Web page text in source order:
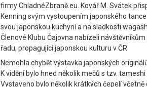
firmy ChladnéZbraně.eu. Kovář M. Svátek
Kenning svým vystoupením japonského
svou japonskou kuchyní a na sladkosti
Členové Klubu Čajovna nabízeli
řadu, propagující japonskou kulturu v ČR
Nemohla chybět výstavka japonských
K vidění bylo hned několik mečů s tzv. tameshi
Vystaveno bylo několik krátkých čepelí